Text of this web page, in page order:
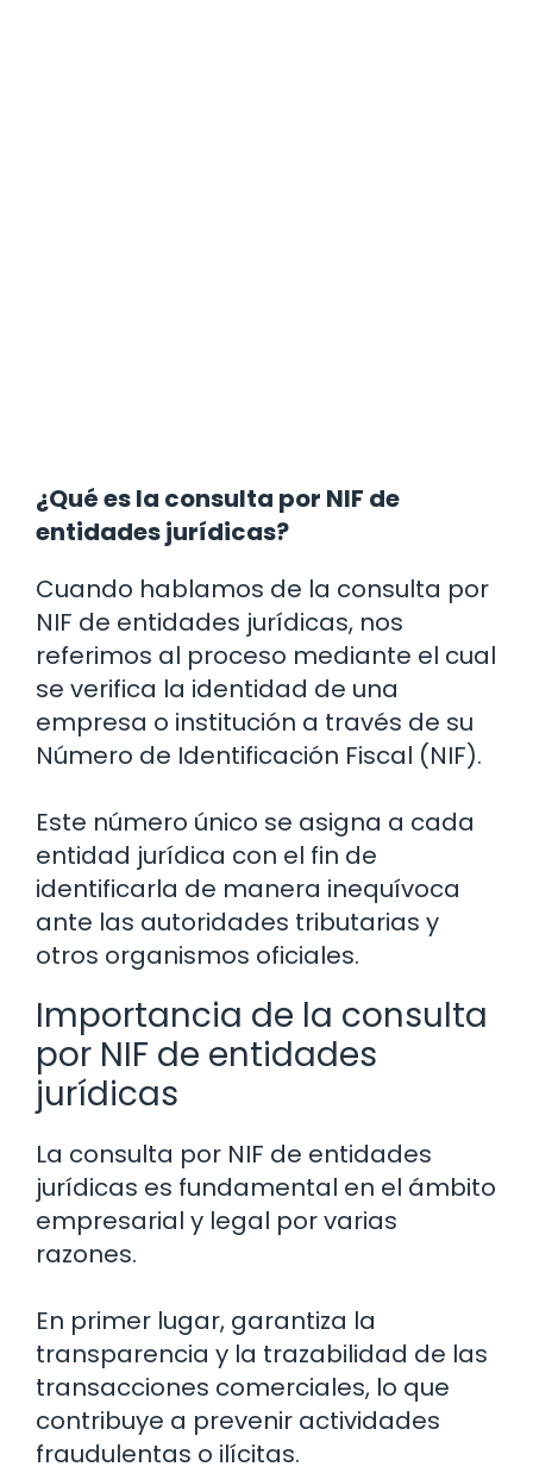
¿Qué es la consulta por NIF de
entidades jurídicas?
Cuando hablamos de la consulta por
NIF de entidades jurídicas, nos
referimos al proceso mediante el cual
se verifica la identidad de una
empresa o institución a través de su
Número de Identificación Fiscal (NIF).
Este número único se asigna a cada
entidad jurídica con el fin de
identificarla de manera inequívoca
ante las autoridades tributarias y
otros organismos oficiales.
Importancia de la consulta
por NIF de entidades
jurídicas
La consulta por NIF de entidades
jurídicas es fundamental en el ámbito
empresarial y legal por varias
razones.
En primer lugar, garantiza la
transparencia y la trazabilidad de las
transacciones comerciales, lo que
contribuye a prevenir actividades
fraudulentas o ilícitas.